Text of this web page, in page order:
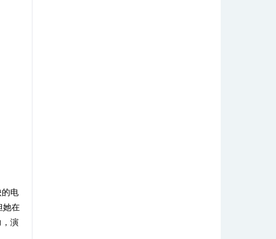
的电
她在
，演